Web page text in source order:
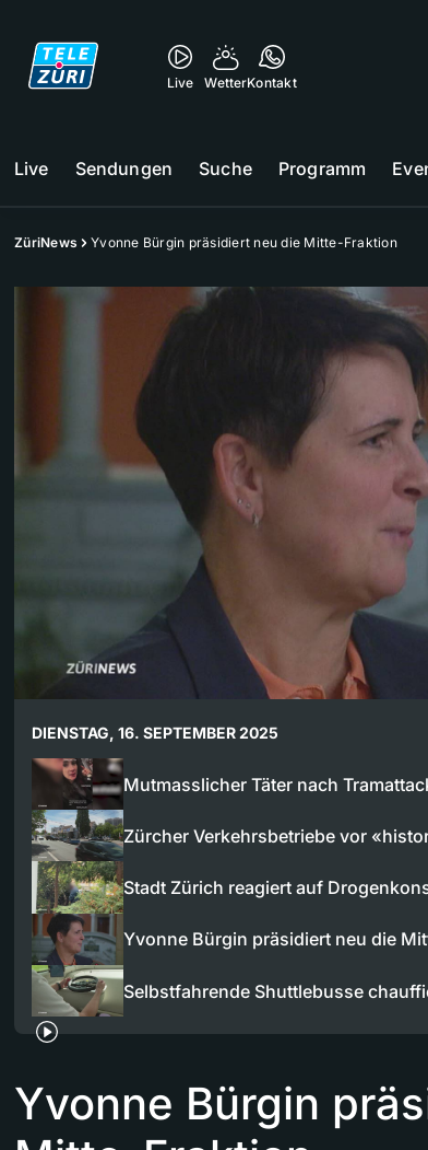
Live WetterKontakt
Live Sendungen Suche Programm
ZüriNews Yvonne Bürgin präsidiert neu die Mitte-Fraktion
DIENSTAG, 16. SEPTEMBER 2025
Mutmasslicher Täter nach
Zürcher Verkehrsbetriebe vor
Stadt Zürich reagiert auf
Yvonne Bürgin präsidiert neu die
Selbstfahrende Shuttlebusse
Yvonne Bürgin